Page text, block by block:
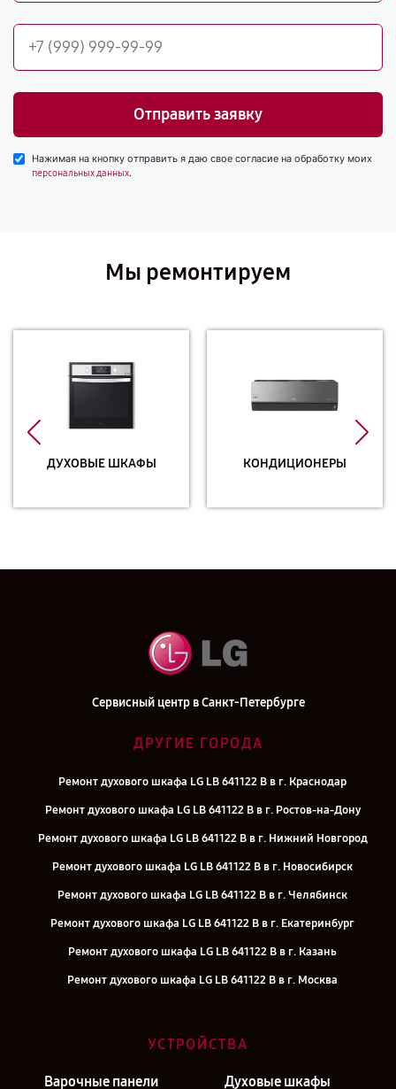
Отправить заявку
Нажимая на кнопку отправить я даю свое согласие на обработку моих
персональных данных.
Мы ремонтируем
ДУХОВЫЕ ШКАФЫ КОНДИЦИОНЕРЫ
Сервисный центр в Санкт-Петербурге
ДРУГИЕ ГОРОДА
Ремонт духового шкафа LG LB 641122 B в г. Краснодар
Ремонт духового шкафа LG LB 641122 B в г. Ростов-на-Дону
Ремонт духового шкафа LG LB 641122 B в г. Нижний Новгород
Ремонт духового шкафа LG LB 641122 B в г. Новосибирск
Ремонт духового шкафа LG LB 641122 B в г. Челябинск
Ремонт духового шкафа LG LB 641122 B в г. Екатеринбург
Ремонт духового шкафа LG LB 641122 B в г. Казань
Ремонт духового шкафа LG LB 641122 B в г. Москва
УСТРОЙСТВА
Варочные панели Духовые шкафы